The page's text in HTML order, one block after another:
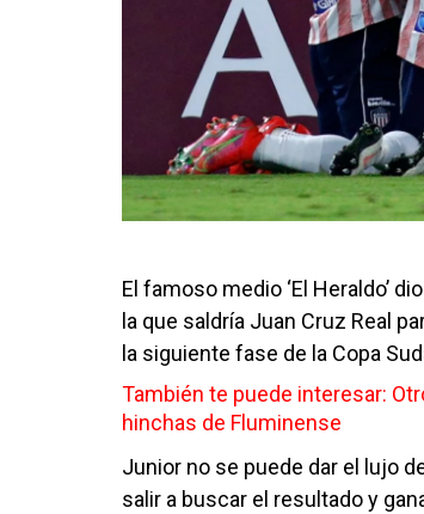
El famoso medio ‘El Heraldo’
la que saldría Juan Cruz Real
la siguiente fase de la Copa
También te puede interesar:
hinchas de Fluminense
Junior no se puede dar el lujo
salir a buscar el resultado y